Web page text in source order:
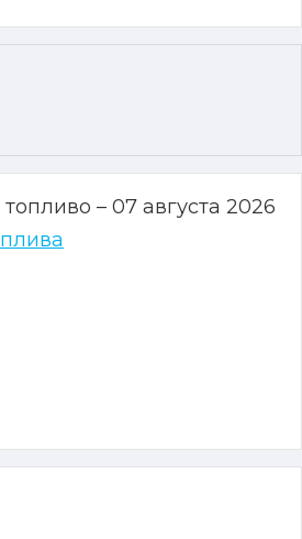
– 07 августа 2026